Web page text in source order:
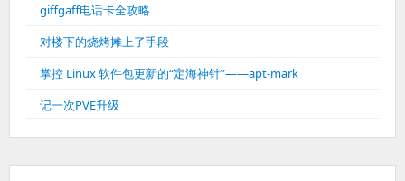
giffgaff电话卡全攻略
对楼下的烧烤摊上了手段
掌控 Linux 软件包更新的“定海神针”——apt-mark
记一次PVE升级